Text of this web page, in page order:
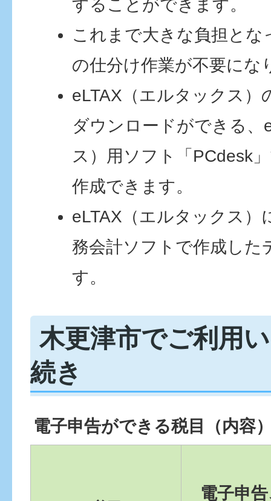
することができます。
これまで大きな負担とな
の仕分け作業が不要にな
eLTAX（エルタックス）
ダウンロードができる、
ス）用ソフト「PCdesk
作成できます。
eLTAX（エルタックス）
務会計ソフトで作成した
す。
木更津市でご利用
続き
電子申告ができる税目（内容
電子申